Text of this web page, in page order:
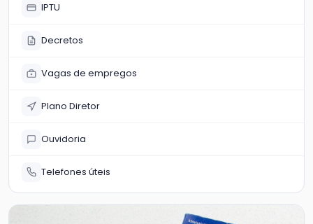
IPTU
Decretos
Vagas de empregos
Plano Diretor
Ouvidoria
Telefones úteis